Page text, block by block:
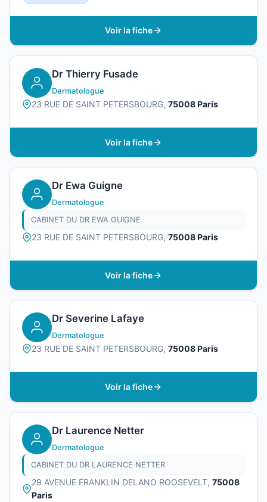
Voir la fiche
Dr Thierry Fusade
Dermatologue
23 RUE DE SAINT PETERSBOURG, 75008 Paris
Voir la fiche
Dr Ewa Guigne
Dermatologue
CABINET DU DR EWA GUIGNE
23 RUE DE SAINT PETERSBOURG, 75008 Paris
Voir la fiche
Dr Severine Lafaye
Dermatologue
23 RUE DE SAINT PETERSBOURG, 75008 Paris
Voir la fiche
Dr Laurence Netter
Dermatologue
CABINET DU DR LAURENCE NETTER
29 AVENUE FRANKLIN DELANO ROOSEVELT, 75008
Paris